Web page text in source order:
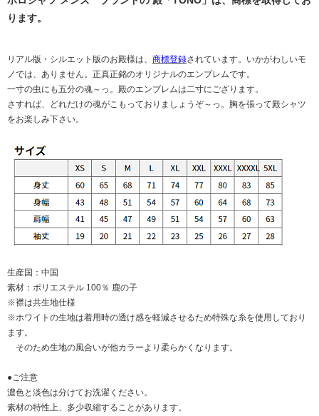
ります。
リアル版・シルエット版のお殿様は、 商標登録されています。いかがわしいモ
ノでは、ありません。正真正銘のオリジナルのエンブレムです。
一寸の虫にも五分の魂～っ。殿のエンブレムは二寸にござります。
さすれば、どれだけの魂がこもっておりましょうぞ～っ。胸を張って殿シャツ
をお楽しみ下さい。
生産国：中国
素材：ポリエステル 100％ 鹿の子
※襟は共生地仕様
※ホワイトの生地は着用時の透け感を軽減させるため特殊な糸を使用しており
ます。
そのため生地の風合いが他カラーより柔らかくなります。
●ご注意
濃色と淡色は分けてお洗濯ください。
素材の特性上、多少収縮することがあります。